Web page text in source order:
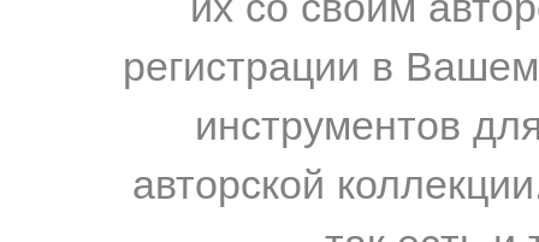
регистрации в
инструментов
авторской